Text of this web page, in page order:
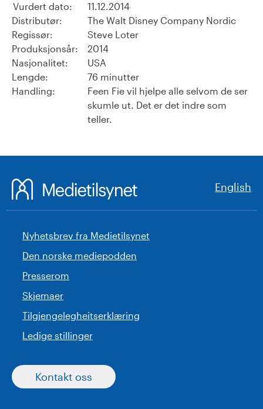
Vurdert dato:
11.12.2014
Distributør:
The Walt Disney Company Nordic
Regissør:
Steve Loter
Produksjonsår:
2014
Nasjonalitet:
USA
Lengde:
76 minutter
Handling:
Feen Fie vil hjelpe alle selvom de ser
skumle ut. Det er det indre som
teller.
English
Nyhetsbrev fra Medietilsynet
Den norske mediepodden
Presserom
Skjemaer
Tilgjengelegheitserklæring
Ledige stillinger
Kontakt oss